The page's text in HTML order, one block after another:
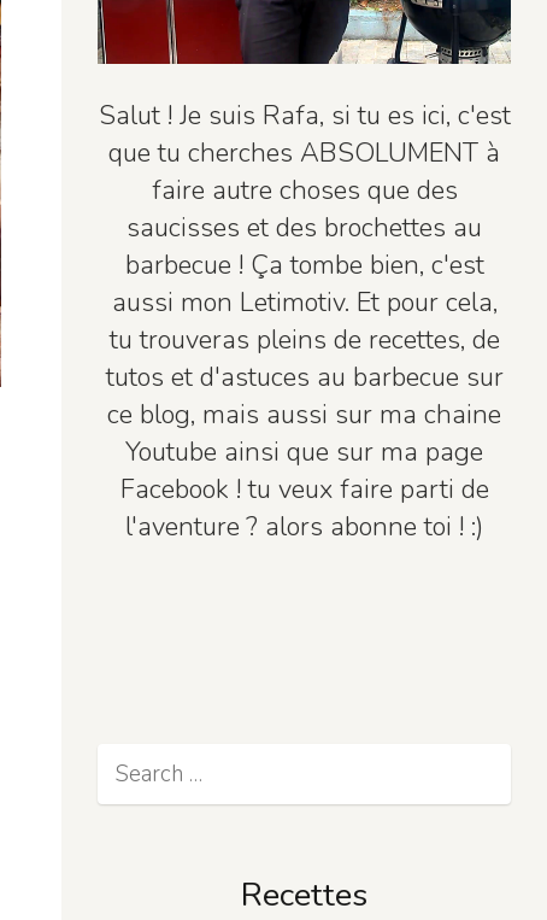
Salut ! Je suis Rafa, si tu es ici, c'est
que tu cherches ABSOLUMENT à
faire autre choses que des
saucisses et des brochettes au
barbecue ! Ça tombe bien, c'est
aussi mon Letimotiv. Et pour cela,
tu trouveras pleins de recettes, de
tutos et d'astuces au barbecue sur
ce blog, mais aussi sur ma chaine
Youtube ainsi que sur ma page
Facebook ! tu veux faire parti de
l'aventure ? alors abonne toi ! :)
Recettes